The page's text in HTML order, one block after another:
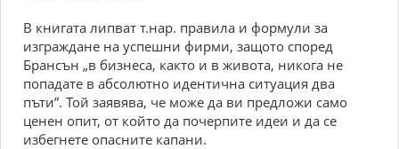
В книгата липват т.нар. правила и формули за
изграждане на успешни фирми, защото според
Брансън „в бизнеса, както и в живота, никога не
попадате в абсолютно идентична ситуация два
пъти”. Той заявява, че може да ви предложи само
ценен опит, от който да почерпите идеи и да се
избегнете опасните капани.